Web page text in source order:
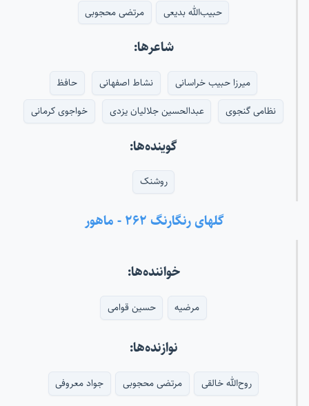
حبیب‌الله بدیعی مرتضی محجوبی
شاعرها:
میرزا حبیب خراسانی نشاط اصفهانی
حافظ
نظامی گنجوی
عبدالحسین جلالیان یزدی خواجوی کرمانی
گوینده‌ها:
روشنک
گلهای رنگارنگ ۲۶۲ - ماهور
خواننده‌ها:
مرضیه حسین قوامی
نوازنده‌ها:
روح‌الله خالقی مرتضی محجوبی جواد معروفی